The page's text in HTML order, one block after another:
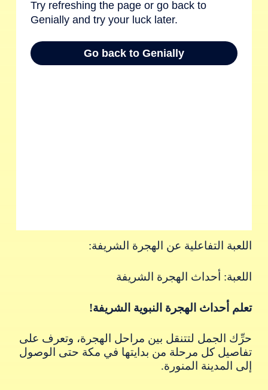
اللعبة التفاعلية عن الهجرة الشريفة:
اللعبة: أحداث الهجرة الشريفة
تعلم أحداث الهجرة النبوية الشريفة!
حرِّك الجمل لتتنقل بين مراحل الهجرة، وتعرف على
تفاصيل كل مرحلة من بدايتها في مكة حتى الوصول
إلى المدينة المنورة.